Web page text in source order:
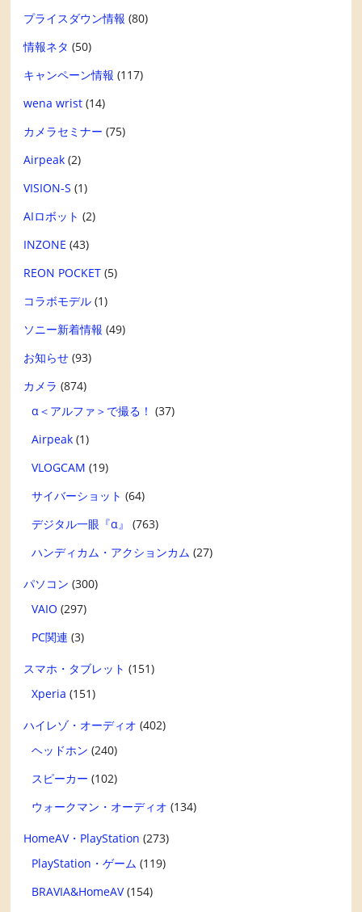
プライスダウン情報 (80)
情報ネタ (50)
キャンペーン情報 (117)
wena wrist (14)
カメラセミナー (75)
Airpeak (2)
VISION-S (1)
AIロボット (2)
INZONE (43)
REON POCKET (5)
コラボモデル (1)
ソニー新着情報 (49)
お知らせ (93)
カメラ (874)
α＜アルファ＞で撮る！ (37)
Airpeak (1)
VLOGCAM (19)
サイバーショット (64)
デジタル一眼『α』
(763)
ハンディカム・アクションカム (27)
パソコン (300)
VAIO (297)
PC関連 (3)
スマホ・タブレット (151)
Xperia (151)
ハイレゾ・オーディオ (402)
ヘッドホン (240)
スピーカー (102)
ウォークマン・オーディオ (134)
HomeAV・PlayStation (273)
PlayStation・ゲーム (119)
BRAVIA&HomeAV(154)